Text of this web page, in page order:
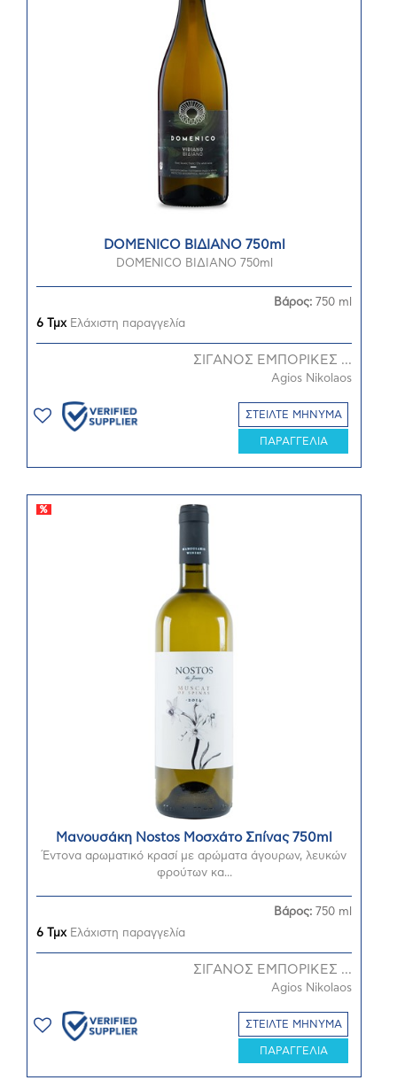
DOMENICO ΒΙΔΙΑΝΟ 750ml
DOMENICO ΒΙΔΙΑΝΟ 750ml
6 ΤμχΕλάχιστη παραγγελία
Βάρος: 750 ml
ΣΙΓΑΝΟΣ ΕΜΠΟΡΙΚΕΣ ...
Agios Nikolaos
ΣΤΕΙΛΤΕ ΜΗΝΥΜΑ
ΠΑΡΑΓΓΕΛΙΑ
Μανουσάκη Nostos Μοσχάτο Σπίνας 750ml
Έντονα αρωματικό κρασί με αρώματα άγουρων, λευκών
φρούτων κα...
6 ΤμχΕλάχιστη παραγγελία
Βάρος: 750 ml
ΣΙΓΑΝΟΣ ΕΜΠΟΡΙΚΕΣ ...
Agios Nikolaos
ΣΤΕΙΛΤΕ ΜΗΝΥΜΑ
ΠΑΡΑΓΓΕΛΙΑ